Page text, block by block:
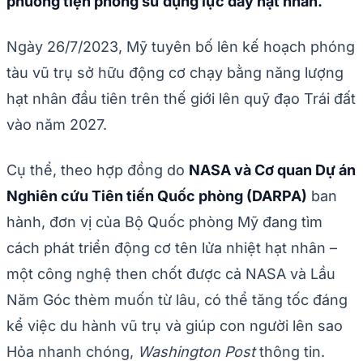
Ngày 26/7/2023, Mỹ tuyên bố lên kế hoạch phóng
tàu vũ trụ sở hữu động cơ chạy bằng năng lượng
hạt nhân đầu tiên trên thế giới lên quỹ đạo Trái đất
vào năm 2027.
Cụ thể, theo hợp đồng do NASA và Cơ quan Dự án
Nghiên cứu Tiên tiến Quốc phòng (DARPA) ban
hành, đơn vị của Bộ Quốc phòng Mỹ đang tìm
cách phát triển động cơ tên lửa nhiệt hạt nhân –
một công nghệ then chốt được cả NASA và Lầu
Năm Góc thèm muốn từ lâu, có thể tăng tốc đáng
kể việc du hành vũ trụ và giúp con người lên sao
Hỏa nhanh chóng, Washington Postthông tin.